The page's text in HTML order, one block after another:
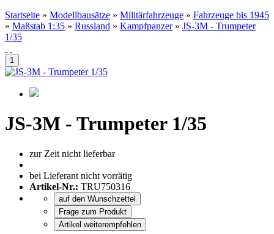
Startseite » Modellbausätze » Militärfahrzeuge » Fahrzeuge bis 1945
» Maßstab 1:35 » Russland » Kampfpanzer» JS-3M - Trumpeter
1/35
JS-3M - Trumpeter 1/35
zur Zeit nicht lieferbar
bei Lieferant nicht vorrätig
Artikel-Nr.: TRU750316
auf den Wunschzettel
Frage zum Produkt
Artikel weiterempfehlen